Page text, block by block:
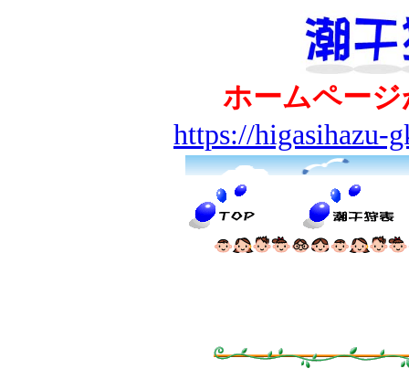
ホームペー
https://higasihazu-